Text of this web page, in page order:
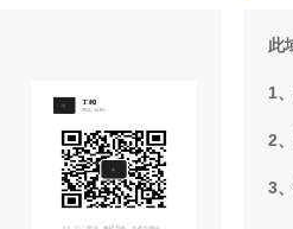
此
1
2
3